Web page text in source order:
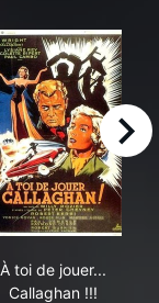
À toi de jouer...
Callaghan !!!
right